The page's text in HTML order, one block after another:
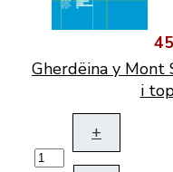
Gherdëina y
i
+